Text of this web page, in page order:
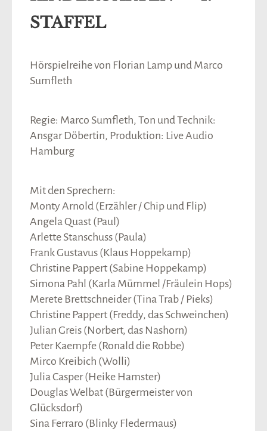
STAFFEL
Hörspielreihe von Florian Lamp und Marco
Sumfleth
Regie: Marco Sumfleth, Ton und Technik:
Ansgar Döbertin, Produktion: Live Audio
Hamburg
Mit den Sprechern:
Monty Arnold (Erzähler / Chip und Flip)
Angela Quast (Paul)
Arlette Stanschuss (Paula)
Frank Gustavus (Klaus Hoppekamp)
Christine Pappert (Sabine Hoppekamp)
Simona Pahl (Karla Mümmel /Fräulein Hops)
Merete Brettschneider (Tina Trab / Pieks)
Christine Pappert (Freddy, das Schweinchen)
Julian Greis (Norbert, das Nashorn)
Peter Kaempfe (Ronald die Robbe)
Mirco Kreibich (Wolli)
Julia Casper (Heike Hamster)
Douglas Welbat (Bürgermeister von
Glücksdorf)
Sina Ferraro (Blinky Fledermaus)